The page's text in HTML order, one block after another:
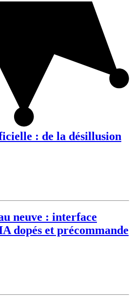
: de la désillusion
neuve : interface
dopés et précommande